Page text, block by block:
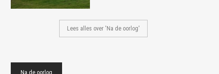
Lees alles over 'Na de oorlog'